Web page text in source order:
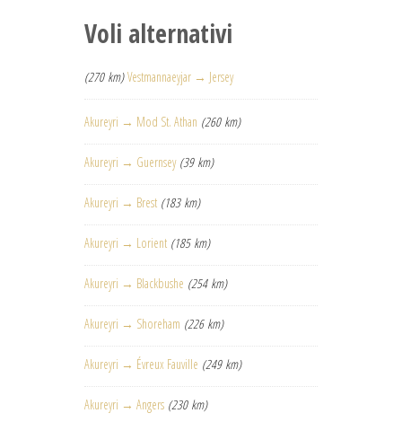
Voli alternativi
(270 km) Vestmannaeyjar → Jersey
Akureyri → Mod St. Athan (260 km)
Akureyri → Guernsey (39 km)
Akureyri → Brest (183 km)
Akureyri → Lorient (185 km)
Akureyri → Blackbushe (254 km)
Akureyri → Shoreham (226 km)
Akureyri → Évreux Fauville (249 km)
Akureyri → Angers (230 km)